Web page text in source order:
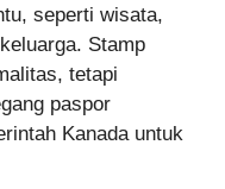
seperti wisata,
Stamp
tetapi
paspor
Kanada untuk